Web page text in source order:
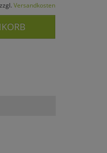
Versandkosten